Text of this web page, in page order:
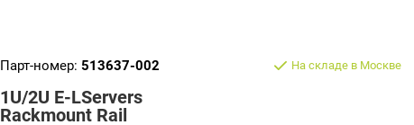
Парт-номер: 513637-002
1U/2U E-LServers
Rackmount Rail
На складе в Москве